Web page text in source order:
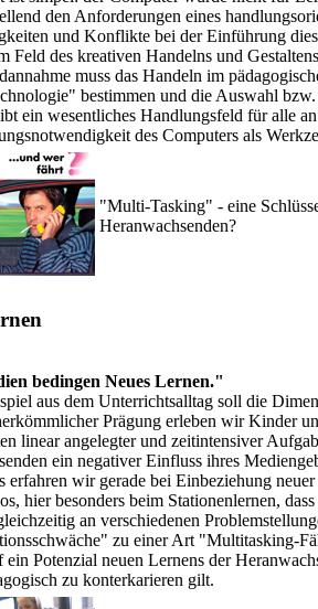
den Anforderungen eines
und Konflikte bei der Einführung
Feld des kreativen Handelns und
muss das Handeln im
bestimmen und die Auswahl
ein wesentliches Handlungsfeld für alle
des Computers als
"Multi-Tasking" - eine
Heranwachsenden?
bedingen Neues Lernen."
aus dem Unterrichtsalltag soll die
Prägung erleben wir Kinder
linear angelegter und zeitintensiver
ein negativer Einfluss ihres
erfahren wir gerade bei Einbeziehung
hier besonders beim Stationenlernen,
an verschiedenen
zu einer Art "Multitasking-
Potenzial neuen Lernens der
zu konterkarieren gilt.